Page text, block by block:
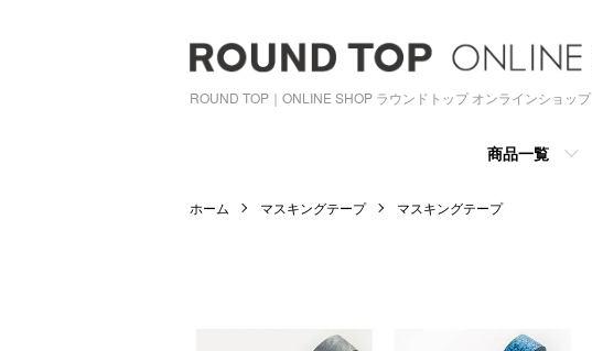
ROUND TOP｜ONLINE SHOP ラウンドトップ オンラインショップ
商品一覧
ホーム マスキングテープ マスキングテープ